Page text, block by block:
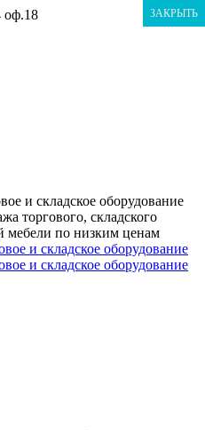
оф.18
и складское оборудование
торгового, складского
мебели по низким ценам
ЗАКРЫТЬ